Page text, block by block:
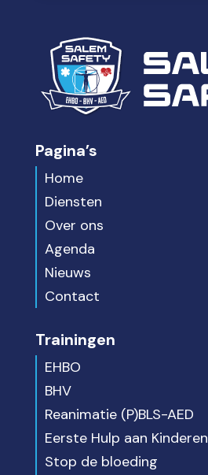
Pagina’s
Home
Diensten
Over ons
Agenda
Nieuws
Contact
Trainingen
EHBO
BHV
Reanimatie (P)BLS-AED
Eerste Hulp aan Kinderen
Stop de bloeding